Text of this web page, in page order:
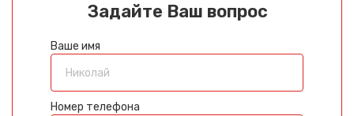
Задайте Ваш вопрос
Ваше имя
Номер телефона